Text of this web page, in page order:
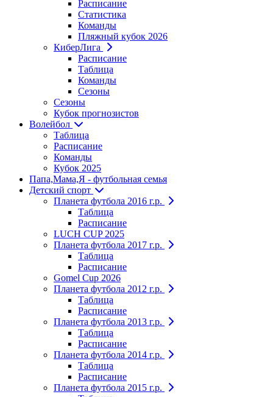
Расписание
Статистика
Команды
Пляжный кубок 2026
КиберЛига
Расписание
Таблица
Команды
Сезоны
Сезоны
Кубок прогнозистов
Волейбол
Таблица
Расписание
Команды
Кубок 2025
Папа,Мама,Я - футбольная семья
Детский спорт
Планета футбола 2016 г.р.
Таблица
Расписание
LUCH CUP 2025
Планета футбола 2017 г.р.
Таблица
Расписание
Gomel Cup 2026
Планета футбола 2012 г.р.
Таблица
Расписание
Планета футбола 2013 г.р.
Таблица
Расписание
Планета футбола 2014 г.р.
Таблица
Расписание
Планета футбола 2015 г.р.